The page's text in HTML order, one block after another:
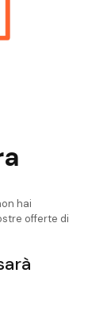
hai
offerte di